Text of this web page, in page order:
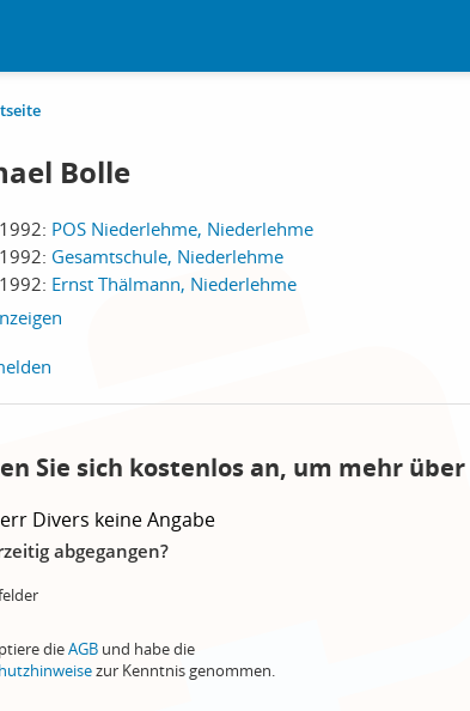
Bolle
POS Niederlehme, Niederlehme
Gesamtschule, Niederlehme
Ernst Thälmann, Niederlehme
Sie sich kostenlos an, um mehr
Divers keine Angabe
abgegangen?
dieAGB und habe die
zur Kenntnis genommen.